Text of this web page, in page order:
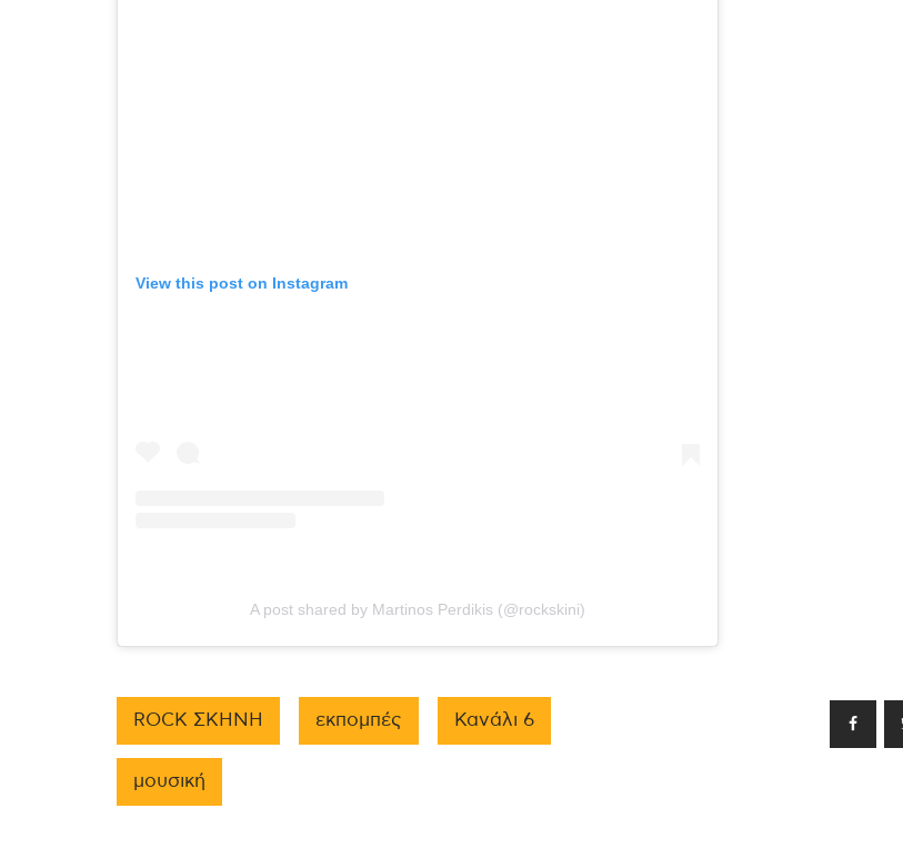
View this post on Instagram
A post shared by Martinos Perdikis (@rockskini)
ROCK ΣΚΗΝΗ εκπομπές Κανάλι 6
μουσική